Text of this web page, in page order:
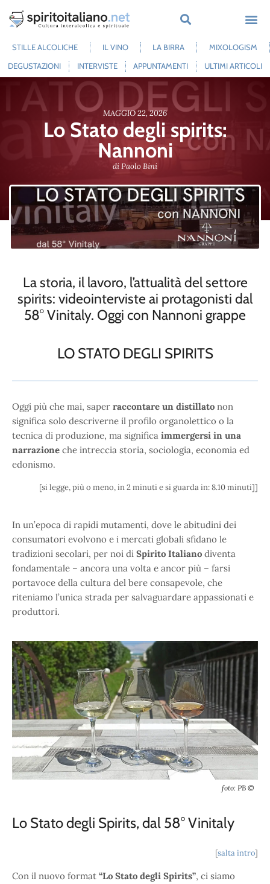
STILLE ALCOLICHE IL VINO LA BIRRA
MIXOLOGISM
DEGUSTAZIONI
INTERVISTE APPUNTAMENTI ULTIMI ARTICOLI
MAGGIO 22, 2026
Lo Stato degli spirits:
Nannoni
diPaolo Bini
La storia, il lavoro, l’attualità del settore
spirits: videointerviste ai protagonisti dal
58° Vinitaly. Oggi con Nannoni grappe
LO STATO DEGLI SPIRITS
Oggi più che mai, saper raccontare un distillato non
significa solo descriverne il profilo organolettico o la
tecnica di produzione, ma significa immergersi in una
narrazione che intreccia storia, sociologia, economia ed
edonismo.
[si legge, più o meno, in 2 minuti e si guarda in: 8.10 minuti]]
In un’epoca di rapidi mutamenti, dove le abitudini dei
consumatori evolvono e i mercati globali sfidano le
tradizioni secolari, per noi di Spirito Italiano diventa
fondamentale – ancora una volta e ancor più – farsi
portavoce della cultura del bere consapevole, che
riteniamo l’unica strada per salvaguardare appassionati e
produttori.
foto: PB ©
Lo Stato degli Spirits, dal 58° Vinitaly
[salta intro]
Con il nuovo format “Lo Stato degli Spirits”, ci siamo